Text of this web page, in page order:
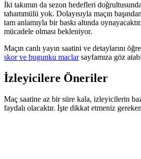
İki takımın da sezon hedefleri
tahammülü yok. Dolayısıyla maçın
tam anlamıyla bir baskı altında
mücadele olması bekleniyor.
Maçın canlı yayın saatini ve detaylarını
skor ve bugunku maclarsayfamıza göz
İzleyicilere Öneriler
Maç saatine az bir süre kala, izleyicilerin
faydalı olacaktır. İşte dikkat etmeniz